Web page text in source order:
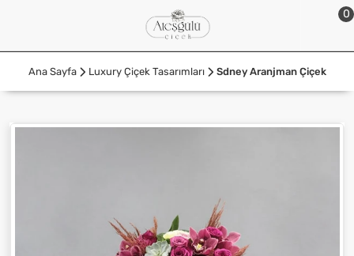
0
Ana Sayfa Luxury Çiçek Tasarımları Sdney Aranjman Çiçek